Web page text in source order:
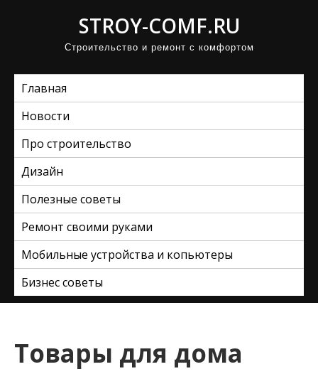
STROY-COMF.RU
Строительство и ремонт с комфортом
Главная
Новости
Про строительство
Дизайн
Полезные советы
Ремонт своими руками
Мобильные устройства и копьютеры
Бизнес советы
Товары для дома